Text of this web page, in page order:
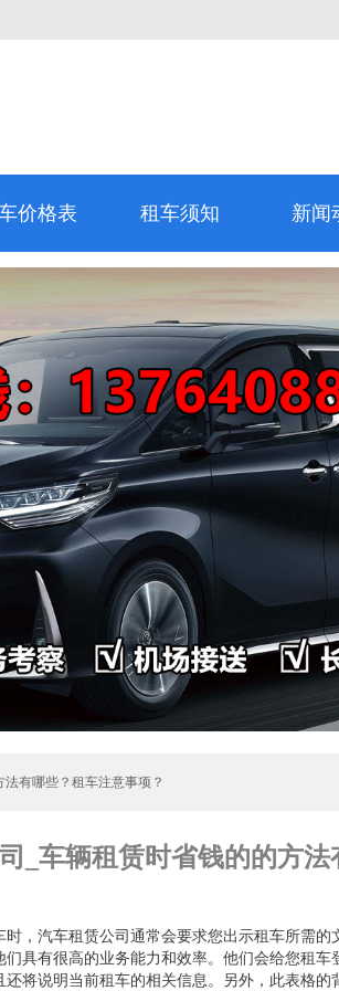
价格表 租车须知 新闻
有哪些？租车注意事项？
_车辆租赁时省钱的的方
汽车租赁公司通常会要求您出示租车所需的
具有很高的业务能力和效率。他们会给您租
还将说明当前租车的相关信息。另外，此表格